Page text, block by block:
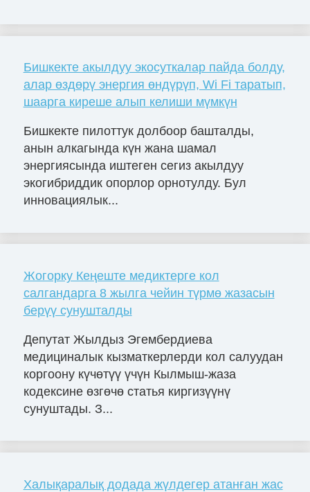
Бишкекте акылдуу экосуткалар пайда болду,
алар өздөрү энергия өндүрүп, Wi Fi таратып,
шаарга киреше алып келиши мүмкүн
Бишкекте пилоттук долбоор башталды,
анын алкагында күн жана шамал
энергиясында иштеген сегиз акылдуу
экогибриддик опорлор орнотулду. Бул
инновациялык...
Жогорку Кеңеште медиктерге кол
салгандарга 8 жылга чейин түрмө жазасын
берүү сунушталды
Депутат Жылдыз Эгембердиева
медициналык кызматкерлерди кол салуудан
коргоону күчөтүү үчүн Кылмыш-жаза
кодексине өзгөчө статья киргизүүнү
сунуштады. З...
Халықаралық додада жүлдегер атанған жас